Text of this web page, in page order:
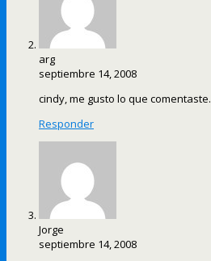
arg
septiembre 14, 2008
cindy, me gusto lo que comentaste.
Responder
Jorge
septiembre 14, 2008